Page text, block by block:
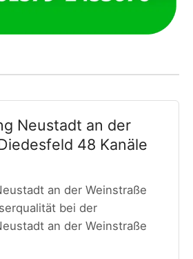
Neustadt an der
48 Kanäle
an der Weinstraße
bei der
an der Weinstraße